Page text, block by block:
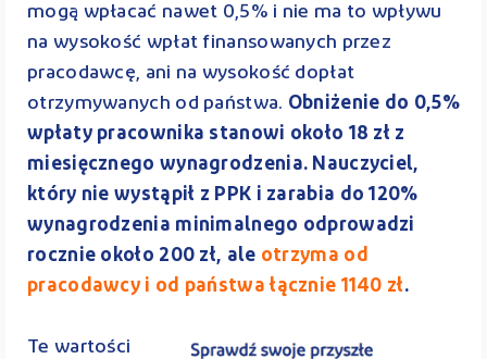
mogą wpłacać nawet 0,5% i nie ma to wpływu
na wysokość wpłat finansowanych przez
pracodawcę, ani na wysokość dopłat
otrzymywanych od państwa. Obniżenie do 0,5%
wpłaty pracownika stanowi około 18 zł z
miesięcznego wynagrodzenia. Nauczyciel,
który nie wystąpił z PPK i zarabia do 120%
wynagrodzenia minimalnego odprowadzi
rocznie około 200 zł, ale otrzyma od
pracodawcy i od państwa łącznie 1140 zł.
Te wartości